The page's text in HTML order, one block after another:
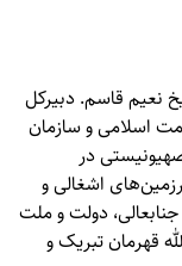
نعیم قاسم. دبیرکل
اسلامی و سازمان
در
اشغالی و
دولت و ملت
قهرمان تبریک و